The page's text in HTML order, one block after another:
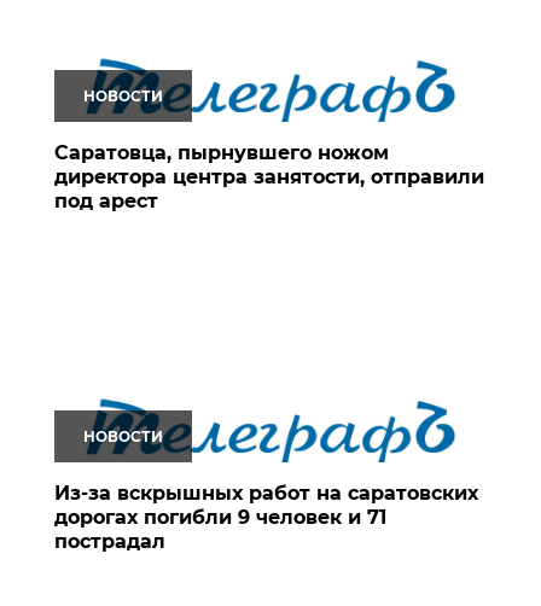
НОВОСТИ
Саратовца, пырнувшего ножом
директора центра занятости, отправили
под арест
НОВОСТИ
Из-за вскрышных работ на саратовских
дорогах погибли 9 человек и 71
пострадал